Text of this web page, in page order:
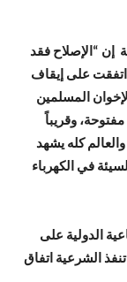
إن “الإصلاح فقد
اتفقت على إيقاف
المسلمين
وقريباً
كله يشهد
في الكهرباء
الدولية على
الشرعية اتفاق